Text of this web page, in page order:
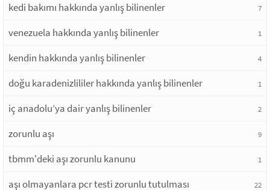
kedi bakımı hakkında yanlış bilinenler 7
venezuela hakkında yanlış bilinenler 1
kendin hakkında yanlış bilinenler 4
doğu karadenizlililer hakkında yanlış bilinenler 1
iç anadolu’ya dair yanlış bilinenler 2
zorunlu aşı 9
tbmm'deki aşı zorunlu kanunu 1
aşı olmayanlara pcr testi zorunlu tutulması 22